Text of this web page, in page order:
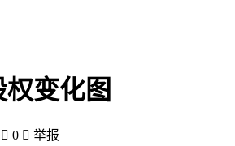
变化图
 0  举报